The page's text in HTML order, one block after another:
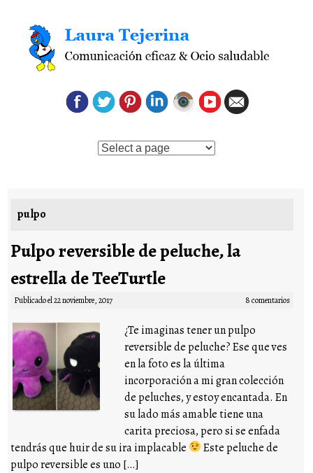
Saltar al contenido
pulpo
Pulpo reversible de peluche, la
estrella de TeeTurtle
Publicado el22 noviembre, 2017 8 comentarios
¿Te imaginas tener un pulpo
reversible de peluche? Ese que ves
en la foto es la última
incorporación a mi gran colección
de peluches, y estoy encantada. En
su lado más amable tiene una
carita preciosa, pero si se enfada
tendrás que huir de su ira implacable
Este peluche de
pulpo reversible es uno […]